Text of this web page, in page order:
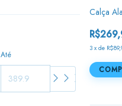
Até
Calça
3 xde